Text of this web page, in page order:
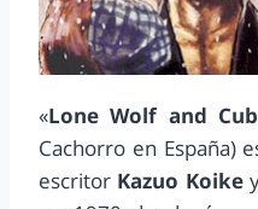
«Lone Wolf and Cub
Cachorro en España)
escritor Kazuo Koike